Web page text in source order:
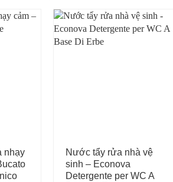
nhạy
Nước tẩy rửa nhà vệ
sinh – Econova
Detergente per WC A